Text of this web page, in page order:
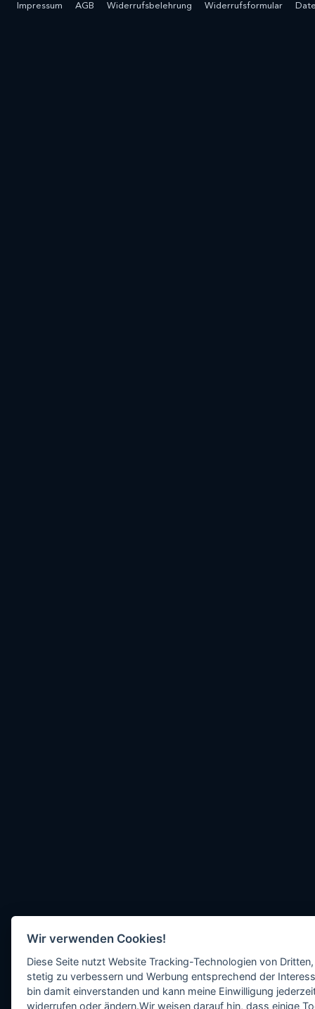
Impressum AGB Widerrufsbelehrung Widerrufsformular
Wir verwenden Cookies!
Diese Seite nutzt Website Tracking-Technologien von
stetig zu verbessern und Werbung entsprechend der
bin damit einverstanden und kann meine Einwilligung
widerrufen oder ändern.Wir weisen darauf hin, dass einige